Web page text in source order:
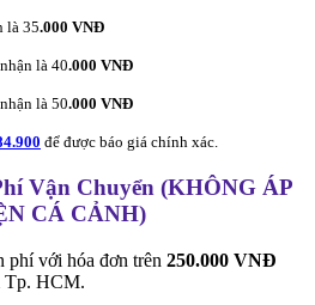
là 35.000 VNĐ
là 40.000 VNĐ
là 50.000 VNĐ
để được báo giá chính xác.
Vận Chuyển (KHÔNG ÁP
CÁ CẢNH)
phí với hóa đơn trên 250.000 VNĐ
Tp. HCM.